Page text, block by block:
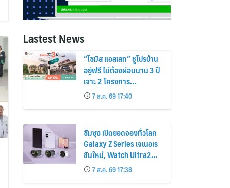
Lastest News
“ไซมิส แอสเสท” ชูโปรบ้าน
อยู่ฟรี ไม่ต้องผ่อนนาน 3 ปี
เจาะ 2 โครงการ
“Siamese Holm–
Siamese Blossom”
พร้อมส่วนลดและสิทธิพิเศษ
ถึง 31 สิงหาคม 2569
7 ส.ค. 69 17:40
ซัมซุง เปิดยอดจองทั่วโลก
Galaxy Z Series เจเนอเร
ชันใหม่, Watch Ultra2
และ Watch9 สูงกว่ารุ่น
ก่อนหน้ากว่า 30%
7 ส.ค. 69 17:38